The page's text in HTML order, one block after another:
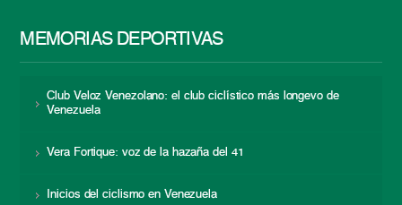
MEMORIAS DEPORTIVAS
Club Veloz Venezolano: el club ciclístico más longevo de
Venezuela
Vera Fortique: voz de la hazaña del 41
Inicios del ciclismo en Venezuela